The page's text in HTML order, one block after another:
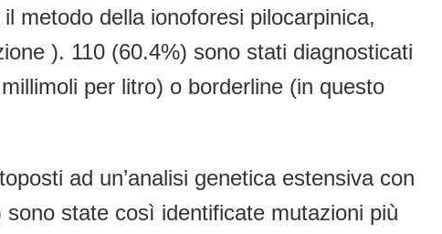
metodo della ionoforesi pilocarpinica,
). 110 (60.4%) sono stati diagnosticati
per litro) o borderline (in questo
ad un’analisi genetica estensiva con
state così identificate mutazioni più